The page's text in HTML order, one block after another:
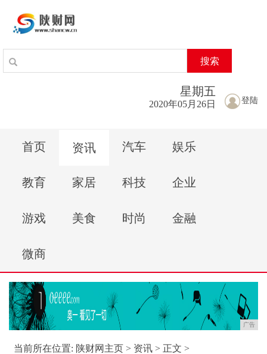
搜索
登陆
星期五
2020年05月26日
首页 资讯 汽车 娱乐
教育 家居 科技 企业
游戏 美食 时尚 金融
微商
广告
当前所在位置: 陕财网主页 > 资讯 > 正文 >